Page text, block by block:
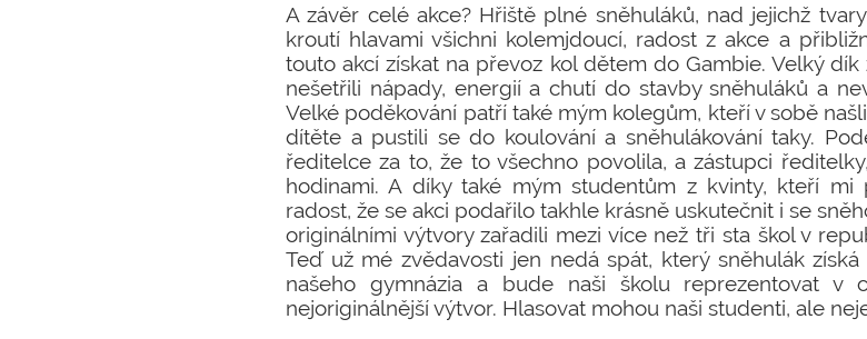
A závěr celé akce? Hřiště plné sněhuláků, nad jejichž
kroutí hlavami všichni kolemjdoucí, radost z akce a
touto akcí získat na převoz kol dětem do Gambie. Velký
nešetřili nápady, energií a chutí do stavby sněhuláků a
Velké poděkování patří také mým kolegům, kteří v sobě
dítěte a pustili se do koulování a sněhulákování taky.
ředitelce za to, že to všechno povolila, a zástupci
hodinami. A díky také mým studentům z kvinty, kteří mi
radost, že se akci podařilo takhle krásně uskutečnit i se
originálními výtvory zařadili mezi více než tři sta škol v
Teď už mé zvědavosti jen nedá spát, který sněhulák
našeho gymnázia a bude naši školu reprezentovat v
nejoriginálnější výtvor. Hlasovat mohou naši studenti, ale